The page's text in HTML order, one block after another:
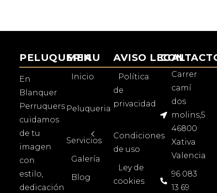
PELUQUERIA
En
Blanquer
Perruquers
cuidamos
de tu
imagen
con
estilo,
dedicación
MENU
Inicio
Peluqueria
Servicios
Galería
Blog
AVISO LEGAL
Política
de
privacidad
Condiciones
de uso
Ley de
cookies
Carrer
camí
dos
molins,5
46800
Xativa
Valencia
96 083
13 69